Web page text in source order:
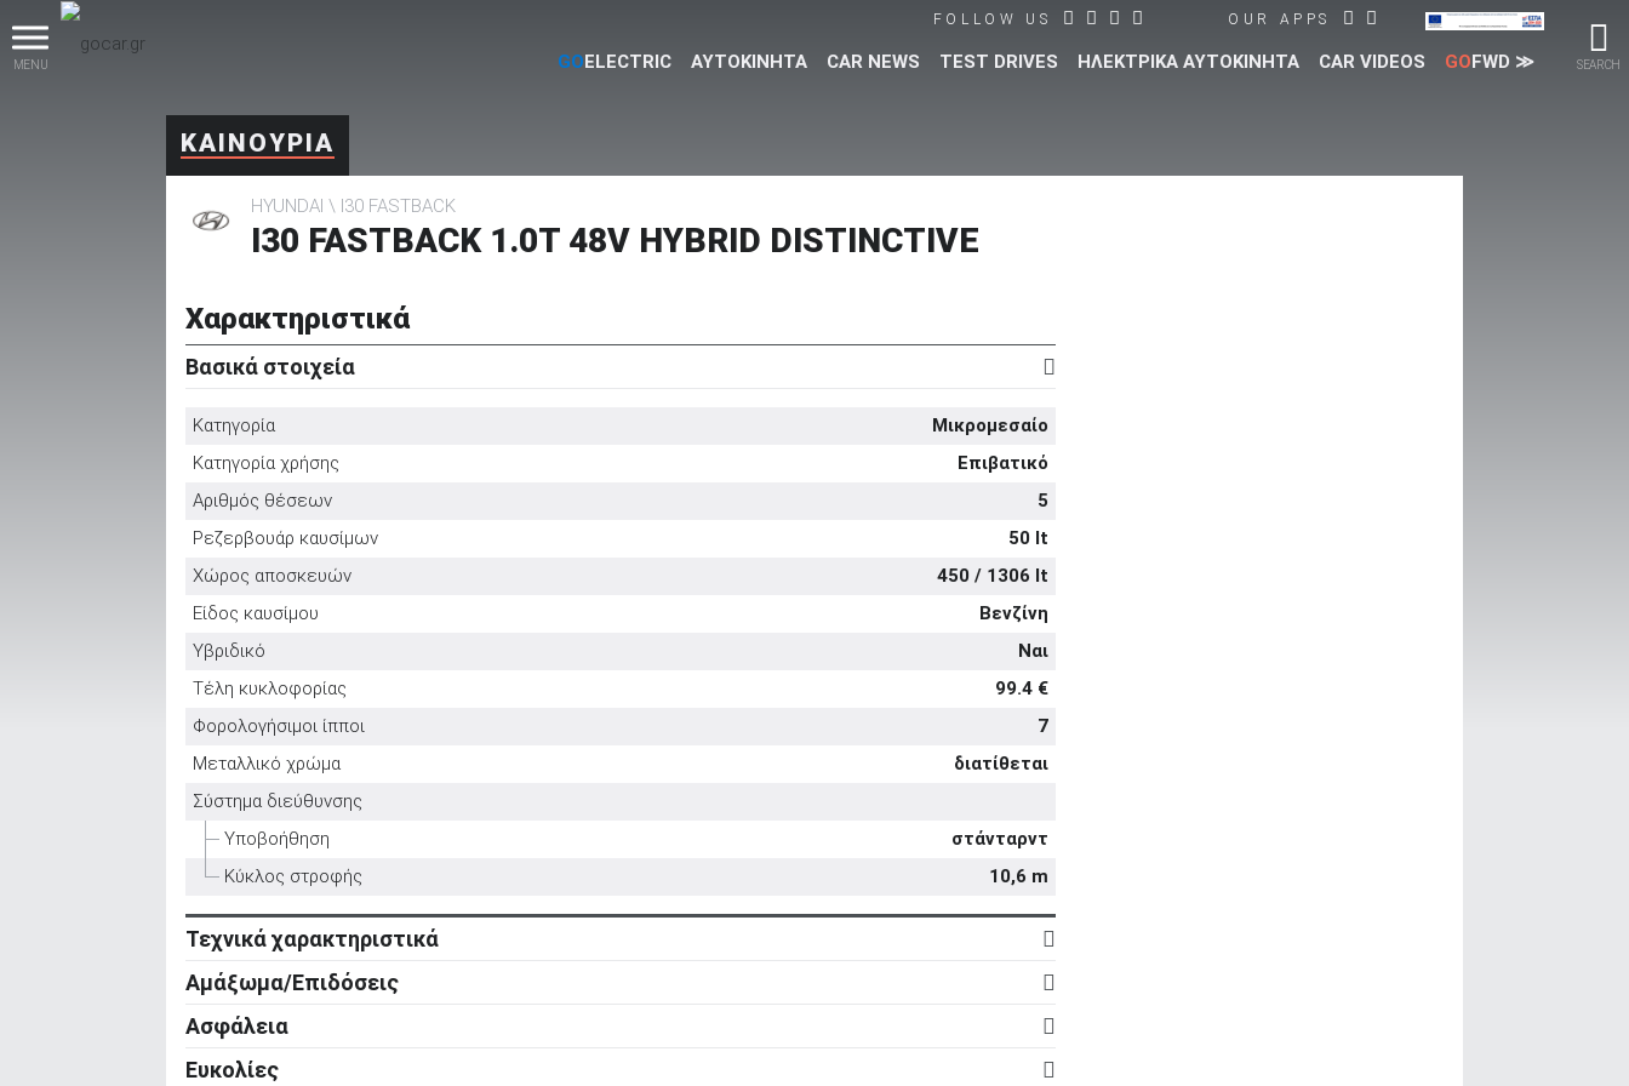
MENU SEARCH
FOLLOW US OUR APPS
GOELECTRIC ΑΥΤΟΚΙΝΗΤΑ CAR NEWS TEST DRIVES ΗΛΕΚΤΡΙΚΑ ΑΥΤΟΚΙΝΗΤΑ CAR VIDEOS GOFWD ≫
βρες το!
Μεταχειρισμένα
Επιχειρήσεις
ΚΑΙΝΟΥΡΙΑ
HYUNDAI I30 FASTBACK
I30 FASTBACK 1.0T 48V HYBRID DISTINCTIVE
Χαρακτηριστικά
Βασικά στοιχεία
Κατηγορία
Μικρομεσαίο
Κατηγορία χρήσης
Επιβατικό
Αριθμός θέσεων
5
Ρεζερβουάρ καυσίμων
50 lt
Χώρος αποσκευών
450 / 1306 lt
Είδος καυσίμου
Βενζίνη
Υβριδικό
Ναι
Τέλη κυκλοφορίας
99.4 €
Φορολογήσιμοι ίπποι
7
Μεταλλικό χρώμα
διατίθεται
Σύστημα διεύθυνσης
Υποβοήθηση
στάνταρντ
Κύκλος στροφής
10,6 m
Τεχνικά χαρακτηριστικά
Κινητήρας
Κύλινδροι
3
Βαλβίδες
12
Κυβισμός
998 cc
Αμάξωμα/Επιδόσεις
Αμάξωμα
Τύπος
5d
Αριθμός θυρών
5
Ασφάλεια
Ενεργητική ασφάλεια
ABS
στάνταρντ
Ευκολίες